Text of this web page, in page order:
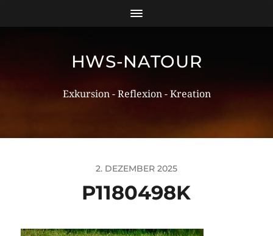
HWS-NATOUR
Exkursion - Reflexion - Kreation
2. DEZEMBER 2025
P1180498K